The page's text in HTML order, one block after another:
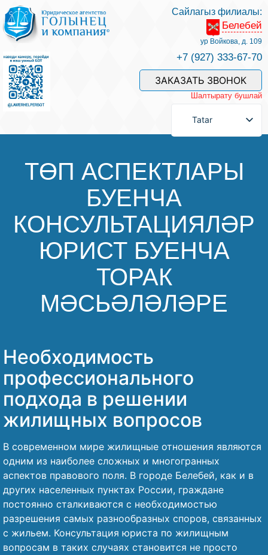
Хезмәтләре һәм безнең белгечләр
Хезмәт өчен түләү
Сорау бирергә
Файдалы мәкаләләр
Пожаловаться на хезмәткәре
Сайлагыз филиалы:
Белебей
ур Войкова, д. 109
+7 (927) 333-67-70
ЗАКАЗАТЬ ЗВОНОК
Шалтырату бушлай
Tatar
ТӨП АСПЕКТЛАРЫ
БУЕНЧА
КОНСУЛЬТАЦИЯЛӘР
ЮРИСТ БУЕНЧА
ТОРАК
МӘСЬӘЛӘЛӘРЕ
Необходимость
профессионального
подхода в решении
жилищных вопросов
В современном мире жилищные отношения являются
одним из наиболее сложных и многогранных
аспектов правового поля. В городе Белебей, как и в
других населенных пунктах России, граждане
постоянно сталкиваются с необходимостью
разрешения самых разнообразных споров, связанных
с жильем. Консультация юриста по жилищным
вопросам в таких случаях становится не просто